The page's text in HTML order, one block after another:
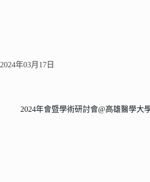
2024年03月17日
2024年會暨學術研討會@高雄醫學大